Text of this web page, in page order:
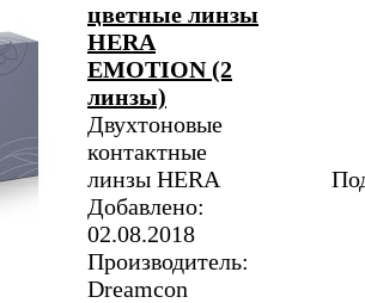
цветные линзы
HERA
EMOTION (2
линзы)
Двухтоновые
контактные
линзы HERA
Добавлено:
02.08.2018
Производитель:
Dreamcon